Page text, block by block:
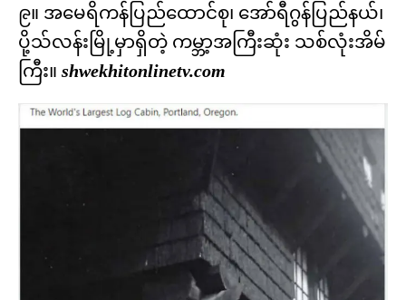
၉။ အမေရိကန်ပြည်ထောင်စု၊ အော်ရီဂွန်ပြည်နယ်၊
ပို့သ်လန်းမြို့မှာရှိတဲ့ ကမ္ဘာ့အကြီးဆုံး သစ်လုံးအိမ်
ကြီး။ shwekhitonlinetv.com